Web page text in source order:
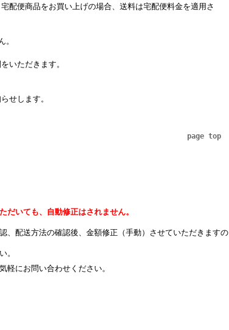
配便商品をお買い上げの場合、送料は宅配便料金を適用さ
。
いただきます。
せします。
page top
だいても、自動修正はされません。
、配送方法の確認後、金額修正（手動）させていただきますの
。
軽にお問い合わせください。